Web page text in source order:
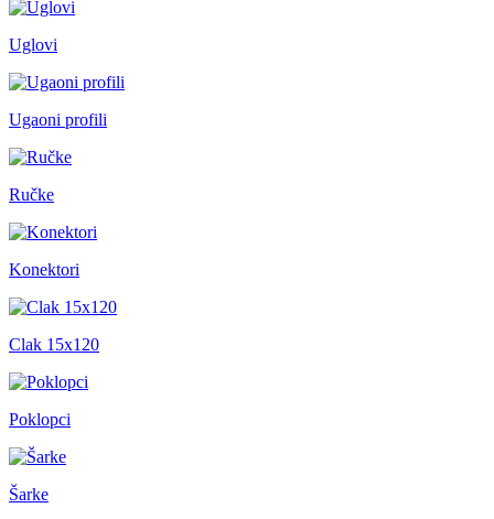
Uglovi
Ugaoni profili
Ručke
Konektori
Clak 15x120
Poklopci
Šarke